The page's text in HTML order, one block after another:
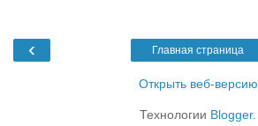
‹ Главная страница
Открыть веб-версию
Технологии Blogger.